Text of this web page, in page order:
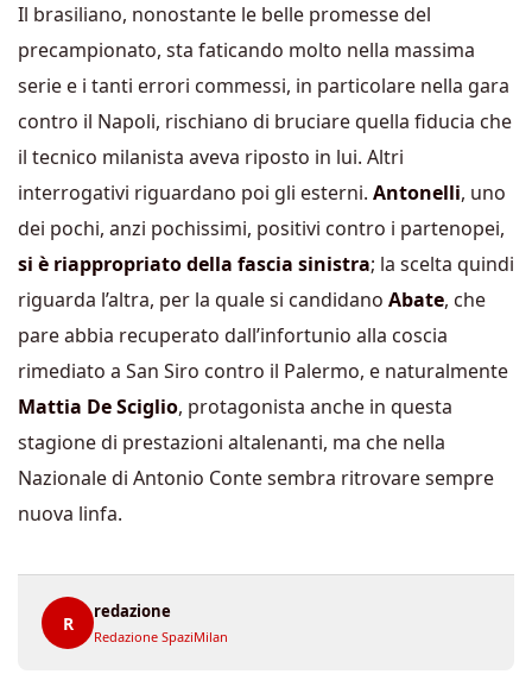
Il brasiliano, nonostante le belle promesse del
precampionato, sta faticando molto nella massima
serie e i tanti errori commessi, in particolare nella gara
contro il Napoli, rischiano di bruciare quella fiducia che
il tecnico milanista aveva riposto in lui. Altri
interrogativi riguardano poi gli esterni. Antonelli, uno
dei pochi, anzi pochissimi, positivi contro i partenopei,
si è riappropriato della fascia sinistra; la scelta quindi
riguarda l’altra, per la quale si candidano Abate, che
pare abbia recuperato dall’infortunio alla coscia
rimediato a San Siro contro il Palermo, e naturalmente
Mattia De Sciglio, protagonista anche in questa
stagione di prestazioni altalenanti, ma che nella
Nazionale di Antonio Conte sembra ritrovare sempre
nuova linfa.
R
redazione
Redazione SpaziMilan